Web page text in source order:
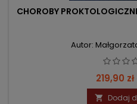
CHOROBY
Autor:
Cena
219,90 zł
 Dodaj